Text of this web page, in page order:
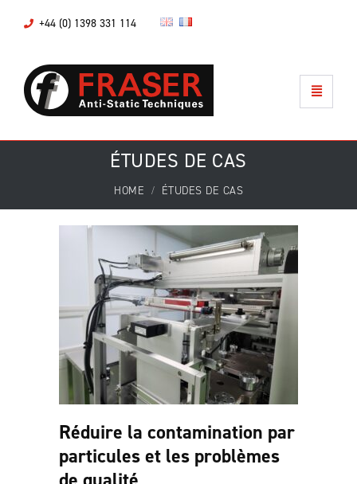
+44 (0) 1398 331 114
ÉTUDES DE CAS
HOME ÉTUDES DE CAS
Réduire la contamination par
particules et les problèmes